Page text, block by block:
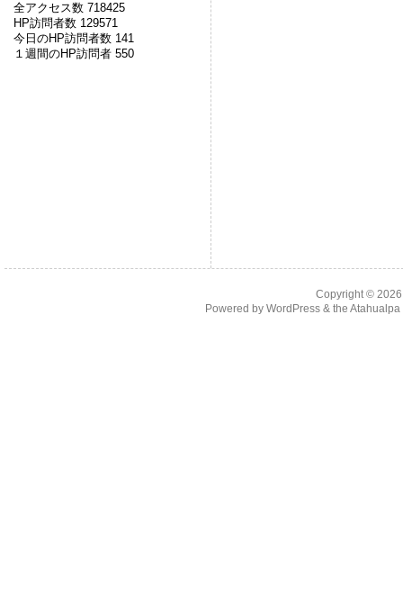
全アクセス数 718425
HP訪問者数 129571
今日のHP訪問者数 141
１週間のHP訪問者 550
Copyright ©
Powered by WordPress& the Atahualpa